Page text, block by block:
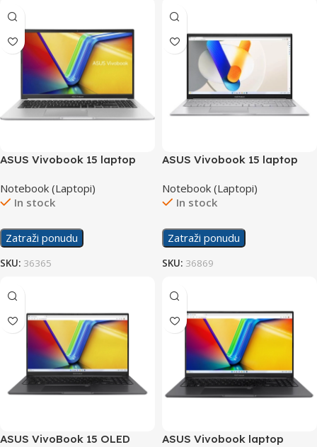
ASUS Vivobook 15 laptop
Notebook (Laptopi)
In stock
Zatraži ponudu
SKU: 36365
ASUS Vivobook 15 laptop
Notebook (Laptopi)
In stock
Zatraži ponudu
SKU: 36869
ASUS VivoBook 15 OLED
ASUS Vivobook laptop